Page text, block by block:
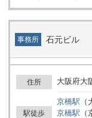
事務所 石元ビル
住所 大阪府大
駅徒歩
京橋駅 （
京橋駅 （